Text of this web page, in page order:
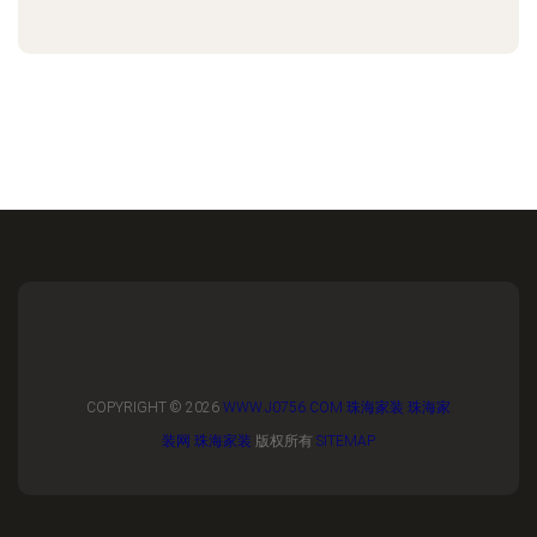
COPYRIGHT © 2026 WWW.J0756.COM 珠海家装 珠海家
装网 珠海家装 版权所有 SITEMAP